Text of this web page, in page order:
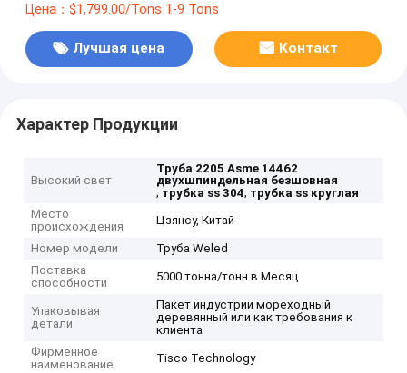
Цена：$1,799.00/Tons 1-9 Tons
Лучшая цена Контакт
Характер Продукции
Высокий свет
Труба 2205 Asme 14462
двухшпиндельная безшовная
, трубка ss 304, трубка ss круглая
Место
происхождения
Цзянсу, Китай
Номер модели
Труба Weled
Поставка
способности
5000 тонна/тонн в Месяц
Упаковывая
детали
Пакет индустрии мореходный
деревянный или как требования к
клиента
Фирменное
наименование
Tisco Technology